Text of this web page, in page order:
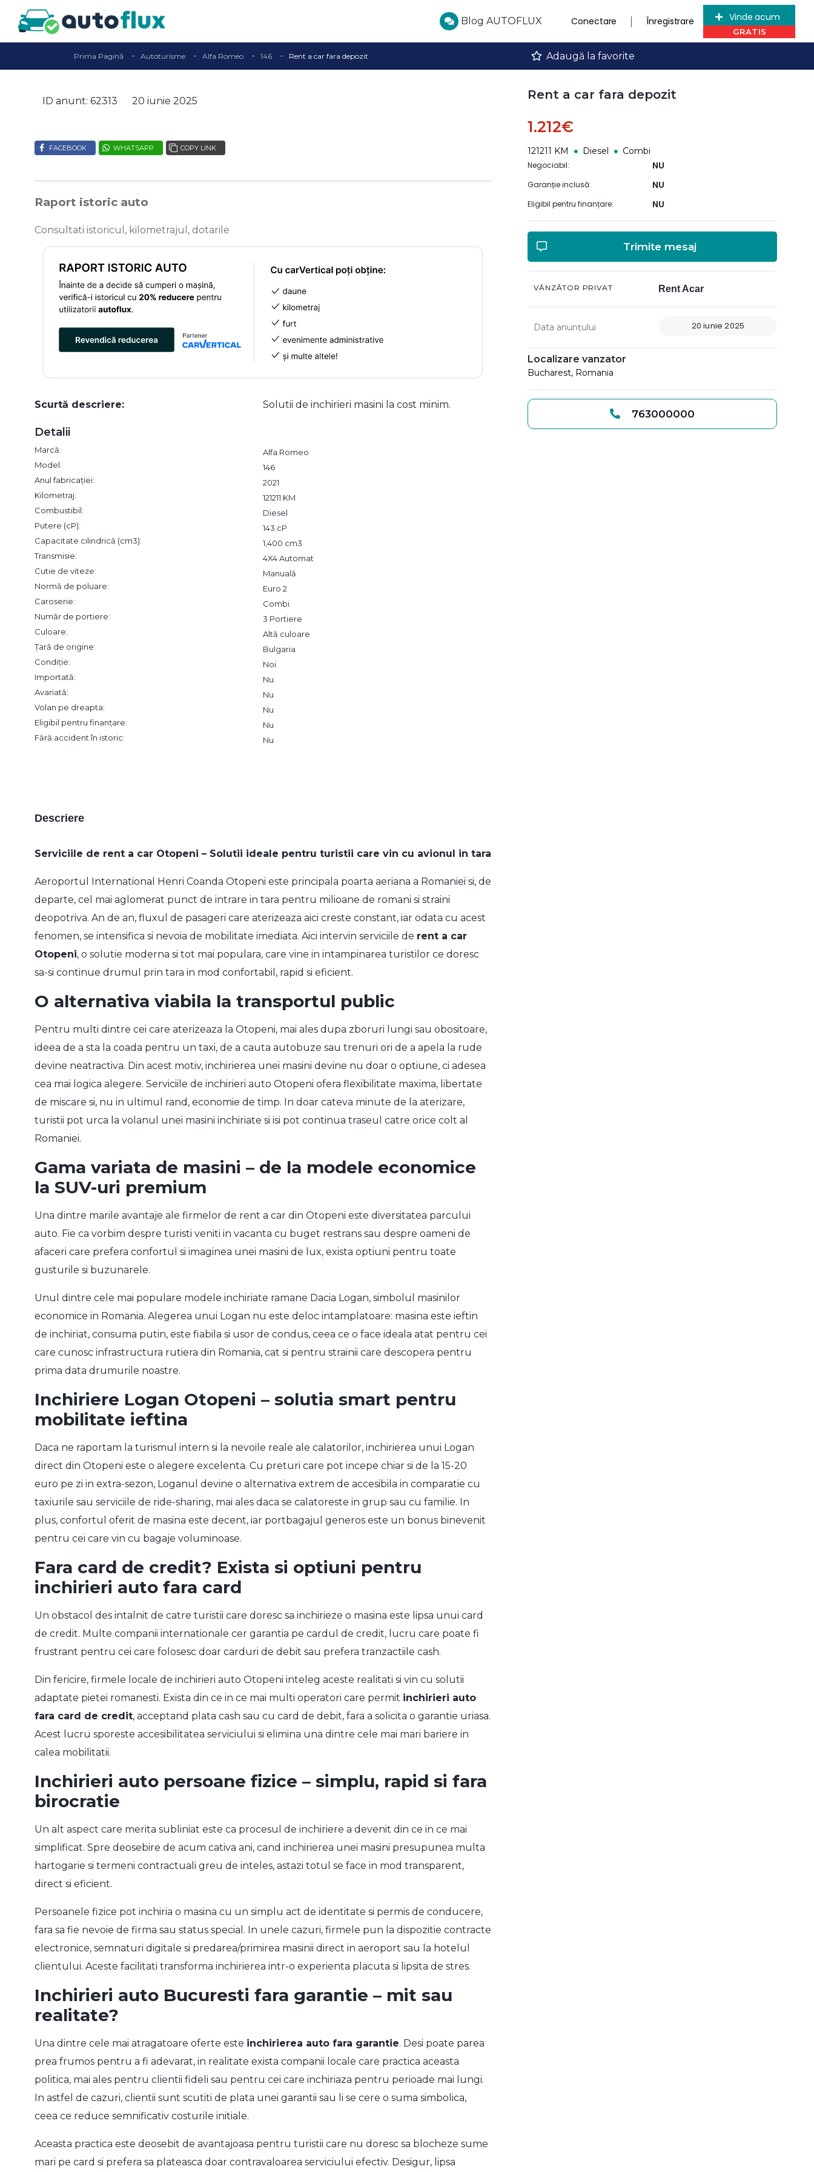
Blog AUTOFLUX Conectare Înregistrare Vinde acum
Prima Pagină Autoturisme Alfa Romeo 146 Rent a car fara depozit Adaugă la favorite
ID anunt: 62313 20 iunie 2025
FACEBOOK WHATSAPP COPY LINK
Raport istoric auto
Consultati istoricul, kilometrajul, dotarile
Scurtă descriere: Solutii de inchirieri masini la cost minim.
Detalii
Marcă:
Alfa Romeo
Model:
146
Anul fabricației:
2021
Kilometraj:
121211 KM
Combustibil:
Diesel
Putere (cP):
143 cP
Capacitate cilindrică (cm3):
1,400 cm3
Transmisie:
4X4 Automat
Cutie de viteze:
Manuală
Normă de poluare:
Euro 2
Caroserie:
Combi
Număr de portiere:
3 Portiere
Culoare:
Altă culoare
Țară de origine:
Bulgaria
Condiție:
Noi
Importată:
Nu
Avariată:
Nu
Volan pe dreapta:
Nu
Eligibil pentru finanțare:
Nu
Fără accident în istoric:
Nu
Descriere
Serviciile de rent a car Otopeni – Solutii ideale pentru turistii care vin cu avionul in tara
Aeroportul International Henri Coanda Otopeni este principala poarta aeriana a Romaniei si, de
departe, cel mai aglomerat punct de intrare in tara pentru milioane de romani si straini
deopotriva. An de an, fluxul de pasageri care aterizeaza aici creste constant, iar odata cu acest
fenomen, se intensifica si nevoia de mobilitate imediata. Aici intervin serviciile de rent a car
Otopeni, o solutie moderna si tot mai populara, care vine in intampinarea turistilor ce doresc
sa-si continue drumul prin tara in mod confortabil, rapid si eficient.
O alternativa viabila la transportul public
Pentru multi dintre cei care aterizeaza la Otopeni, mai ales dupa zboruri lungi sau obositoare,
ideea de a sta la coada pentru un taxi, de a cauta autobuze sau trenuri ori de a apela la rude
devine neatractiva. Din acest motiv, inchirierea unei masini devine nu doar o optiune, ci adesea
cea mai logica alegere. Serviciile de inchirieri auto Otopeni ofera flexibilitate maxima, libertate
de miscare si, nu in ultimul rand, economie de timp. In doar cateva minute de la aterizare,
turistii pot urca la volanul unei masini inchiriate si isi pot continua traseul catre orice colt al
Romaniei.
Gama variata de masini – de la modele economice
la SUV-uri premium
Una dintre marile avantaje ale firmelor de rent a car din Otopeni este diversitatea parcului
auto. Fie ca vorbim despre turisti veniti in vacanta cu buget restrans sau despre oameni de
afaceri care prefera confortul si imaginea unei masini de lux, exista optiuni pentru toate
gusturile si buzunarele.
Unul dintre cele mai populare modele inchiriate ramane Dacia Logan, simbolul masinilor
economice in Romania. Alegerea unui Logan nu este deloc intamplatoare: masina este ieftin
de inchiriat, consuma putin, este fiabila si usor de condus, ceea ce o face ideala atat pentru cei
care cunosc infrastructura rutiera din Romania, cat si pentru strainii care descopera pentru
prima data drumurile noastre.
Inchiriere Logan Otopeni – solutia smart pentru
mobilitate ieftina
Daca ne raportam la turismul intern si la nevoile reale ale calatorilor, inchirierea unui Logan
direct din Otopeni este o alegere excelenta. Cu preturi care pot incepe chiar si de la 15-20
euro pe zi in extra-sezon, Loganul devine o alternativa extrem de accesibila in comparatie cu
taxiurile sau serviciile de ride-sharing, mai ales daca se calatoreste in grup sau cu familie. In
plus, confortul oferit de masina este decent, iar portbagajul generos este un bonus binevenit
pentru cei care vin cu bagaje voluminoase.
Fara card de credit? Exista si optiuni pentru
inchirieri auto fara card
Un obstacol des intalnit de catre turistii care doresc sa inchirieze o masina este lipsa unui card
de credit. Multe companii internationale cer garantia pe cardul de credit, lucru care poate fi
frustrant pentru cei care folosesc doar carduri de debit sau prefera tranzactiile cash.
Din fericire, firmele locale de inchirieri auto Otopeni inteleg aceste realitati si vin cu solutii
adaptate pietei romanesti. Exista din ce in ce mai multi operatori care permit inchirieri auto
fara card de credit, acceptand plata cash sau cu card de debit, fara a solicita o garantie uriasa.
Acest lucru sporeste accesibilitatea serviciului si elimina una dintre cele mai mari bariere in
calea mobilitatii.
Inchirieri auto persoane fizice – simplu, rapid si fara
birocratie
Un alt aspect care merita subliniat este ca procesul de inchiriere a devenit din ce in ce mai
simplificat. Spre deosebire de acum cativa ani, cand inchirierea unei masini presupunea multa
hartogarie si termeni contractuali greu de inteles, astazi totul se face in mod transparent,
direct si eficient.
Persoanele fizice pot inchiria o masina cu un simplu act de identitate si permis de conducere,
fara sa fie nevoie de firma sau status special. In unele cazuri, firmele pun la dispozitie contracte
electronice, semnaturi digitale si predarea/primirea masinii direct in aeroport sau la hotelul
clientului. Aceste facilitati transforma inchirierea intr-o experienta placuta si lipsita de stres.
Inchirieri auto Bucuresti fara garantie – mit sau
realitate?
Una dintre cele mai atragatoare oferte este inchirierea auto fara garantie. Desi poate parea
prea frumos pentru a fi adevarat, in realitate exista companii locale care practica aceasta
politica, mai ales pentru clientii fideli sau pentru cei care inchiriaza pentru perioade mai lungi.
In astfel de cazuri, clientii sunt scutiti de plata unei garantii sau li se cere o suma simbolica,
ceea ce reduce semnificativ costurile initiale.
Aceasta practica este deosebit de avantajoasa pentru turistii care nu doresc sa blocheze sume
mari pe card si prefera sa plateasca doar contravaloarea serviciului efectiv. Desigur, lipsa
Rent a car fara depozit
1.212€
121211 KM Diesel Combi
Negociabil: NU
Garanție inclusă: NU
Eligibil pentru finanțare: NU
Trimite mesaj
VÂNZĂTOR PRIVAT Rent Acar
Data anunțului 20 iunie 2025
Localizare vanzator
Bucharest, Romania
763000000